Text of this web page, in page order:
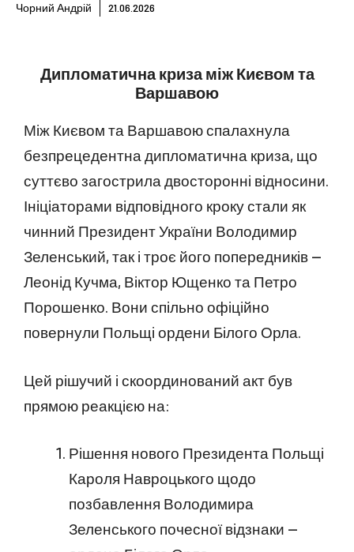
Чорний Андрій 21.06.2026
Дипломатична криза між Києвом та
Варшавою
Між Києвом та Варшавою спалахнула
безпрецедентна дипломатична криза, що
суттєво загострила двосторонні відносини.
Ініціаторами відповідного кроку стали як
чинний Президент України Володимир
Зеленський, так і троє його попередників —
Леонід Кучма, Віктор Ющенко та Петро
Порошенко. Вони спільно офіційно
повернули Польщі ордени Білого Орла.
Цей рішучий і скоординований акт був
прямою реакцією на:
Рішення нового Президента Польщі
Кароля Навроцького щодо
позбавлення Володимира
Зеленського почесної відзнаки —